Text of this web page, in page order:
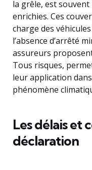
la grêle, est
enrichies. Ces
charge des
l’absence d’arrêté
assureurs
Tous risques,
leur application
phénomène
Les délais et
déclaration